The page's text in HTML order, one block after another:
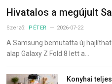
Hivatalos a megújult
Szerző: PÉTER 2026-07-22
A Samsung bemutatta új
alap Galaxy Z Fold 8 lett a…
Konyhai